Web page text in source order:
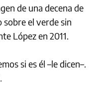
de una decena de
el verde sin
López en 2011.
si es él –le dicen–.